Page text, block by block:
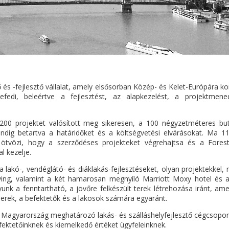
-fejlesztő vállalat, amely elsősorban Közép- és Kelet-Európára
beleértve a fejlesztést, az alapkezelést, a
projektet valósított meg sikeresen, a 100 négyzetméteres
betartva a határidőket és a költségvetési elvárásokat. Ma
hogy a szerződéses projekteket végrehajtsa és a
kezelje.
, vendéglátó- és diáklakás-fejlesztéseket, olyan projektekkel,
valamint a két hamarosan megnyíló Marriott Moxy hotel és
a fenntartható, a jövőre felkészült terek létrehozása iránt,
a befektetők és a lakosok számára egyaránt.
meghatározó lakás- és szálláshelyfejlesztő
és kiemelkedő értéket ügyfeleinknek.